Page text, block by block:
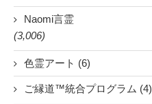
Naomi言霊
(3,006)
色霊アート (6)
ご縁道™統合プログラム (4)